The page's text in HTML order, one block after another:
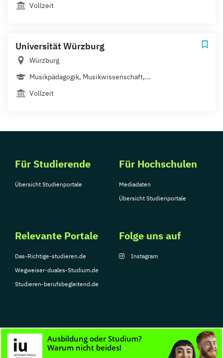
Vollzeit
Universität Würzburg
Würzburg
Musikpädagogik, Musikwissenschaft,...
Vollzeit
Für Studierende
Übersicht Studienportale
Für Hochschulen
Mediadaten
Übersicht Studienportale
Relevante Portale
Das-Richtige-studieren.de
Wegweiser-duales-Studium.de
Studieren-berufsbegleitend.de
Folge uns auf
Instagram
© Copyright 2026, TarGroup Media GmbH